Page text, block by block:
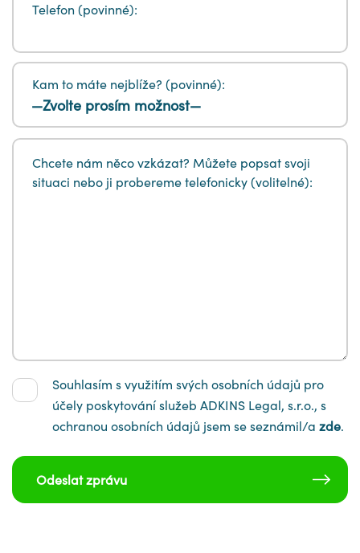
Telefon (povinné):
Kam to máte nejblíže? (povinné):
Chcete nám něco vzkázat? Můžete popsat svoji
situaci nebo ji probereme telefonicky (volitelné):
Souhlasím s využitím svých osobních údajů pro
účely poskytování služeb ADKINS Legal, s.r.o., s
ochranou osobních údajů jsem se seznámil/a zde.
Odeslat zprávu